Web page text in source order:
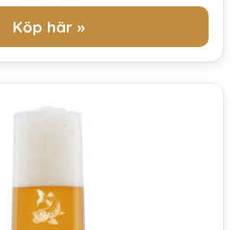
Köp här »